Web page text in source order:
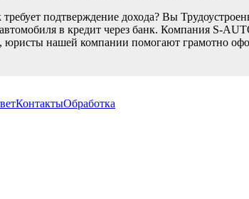
подтверждение дохода? Вы
в кредит через банк. Компания S-
нашей компании помогают грамотно
КонтактыОбработка